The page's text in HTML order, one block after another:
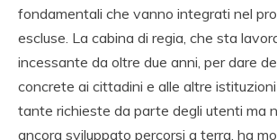
fondamentali che vanno integrati nel
escluse. La cabina di regia, che sta
incessante da oltre due anni, per dare
concrete ai cittadini e alle altre
tante richieste da parte degli utenti ma
ancora sviluppato percorsi a terra, ha